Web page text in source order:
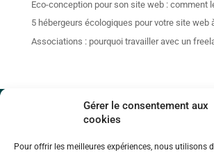
Gérer le consentement aux
cookies
Pour offrir les meilleures expériences, nous utilisons
Eco-conception pour son site web : comment
5 hébergeurs écologiques pour votre site web
Associations : pourquoi travailler avec un